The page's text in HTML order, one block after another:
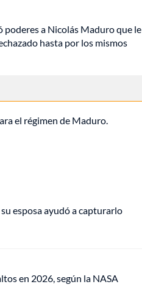
poderes a Nicolás Maduro que le
hasta por los mismos
el régimen de Maduro.
esposa ayudó a capturarlo
en 2026, según la NASA